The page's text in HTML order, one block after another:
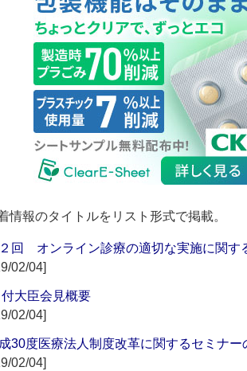
報のタイトルをリスト形式で掲載。
回 オンライン診療の適切な実施に関す
02/04]
大臣会見概要
02/04]
30度医療法人制度改革に関するセミナー
02/04]